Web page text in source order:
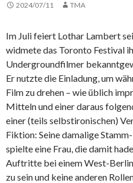
2024/07/11 TMA
Im Juli feiert Lothar Lambert
widmete das Toronto Festival
Undergroundfilmer
Er nutzte die Einladung, um
Film zu drehen – wie üblich
Mitteln und einer daraus
einer (teils selbstironischen)
Fiktion: Seine damalige
spielte eine Frau, die damit
Auftritte bei einem West-
zu sein und keine anderen